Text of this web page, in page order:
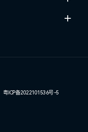
粤ICP备2022101536号-5